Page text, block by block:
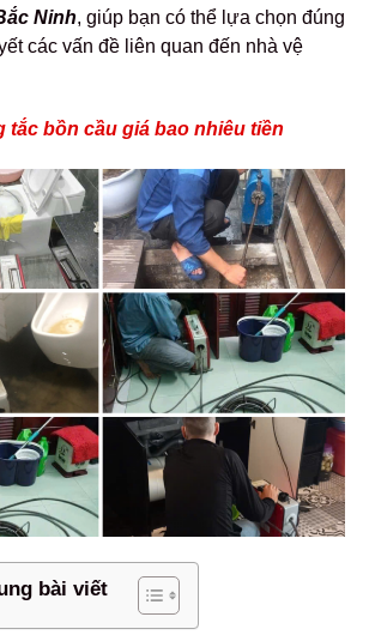
Ninh, giúp bạn có thể lựa chọn đúng
các vấn đề liên quan đến nhà vệ
tắc bồn cầu giá bao nhiêu tiền
bài viết